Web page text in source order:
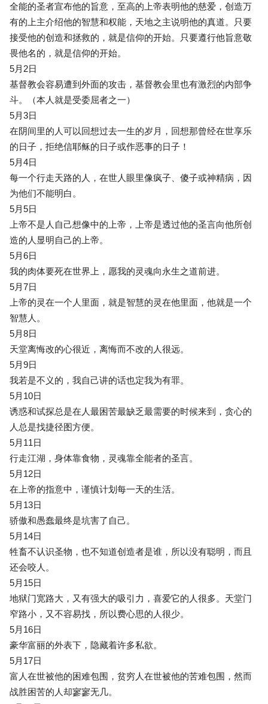
全能的圣者宣布他的旨意，至高的上帝表明他的慈爱，创造万
有的上主介绍他的智慧和权能，天地之主说明他的真道。只要
接受他的创造和拯救的，就是信仰的开始。只要遵行他旨意敬
畏他名的，就是信仰的开始。
5月2日
基督教会容易遭到外面的攻击，基督教会里也有激烈的内部争
斗。（本人就是受委屈者之一）
5月3日
在阴间里的人可以回想过去一生的岁月，回想那曾经在世享乐
的日子，拒绝信耶稣的日子或作恶事的日子！
5月4日
每一个行走天路的人，在世人眼里像疯子、傻子或神精病，因
为他们不能明白。
5月5日
上帝不是人自己想像中的上帝，上帝是透过他的圣言向他所创
造的人显明自己的上帝。
5月6日
我的肉体要死在世界上，愿我的灵魂向永生之道前进。
5月7日
上帝的灵在一个人里面，就是智慧的灵在他里面，他就是一个
智慧人。
5月8日
天堂离悔改的心很近，离悔而不改的人很远。
5月9日
我若是不义的，我自己讲的话也定我为有罪。
5月10日
诱惑和试探总是在人最困苦最缺乏最需要的时候来到，贪心的
人总是找捷径图方便。
5月11日
行走江湖，身体靠食物，灵魂靠全能者的圣言。
5月12日
在上帝的指意中，谨慎计划每一天的生活。
5月13日
骄傲和愚蠢最终是坑害了自己。
5月14日
牲畜不认识圣物，也不知道创造者是谁，所以没有聪明，而且
还会咬人。
5月15日
地狱门宽路大，又有强大的吸引力，喜爱它的人很多。天堂门
窄路小，又不容易找，所以费心思的人很少。
5月16日
豪华富丽的外表下，隐藏着许多私欲。
5月17日
富人在世被他的困难包围，贫穷人在世被他的苦难包围，然而
战胜困苦的人却寥寥无几。